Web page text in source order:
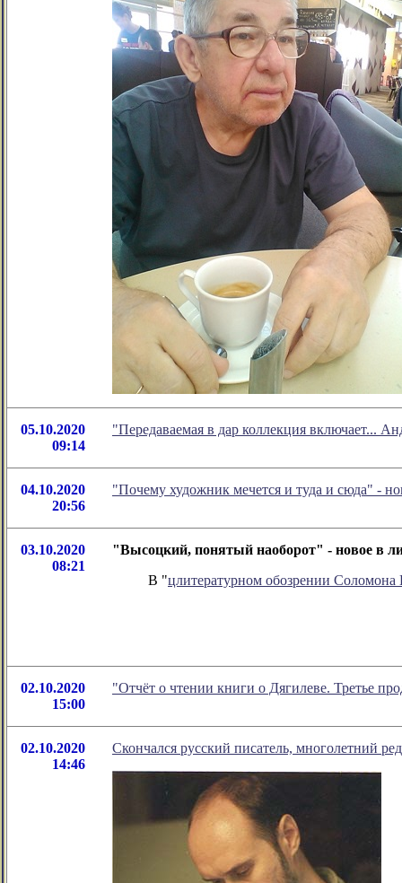
05.10.2020
09:14
"Передаваемая в дар коллекция включает...
04.10.2020
20:56
"Почему художник мечется и туда и сюда" -
03.10.2020
08:21
"Высоцкий, понятый наоборот" - новое в
В "цлитературном обозрении
02.10.2020
15:00
"Отчёт о чтении книги о Дягилеве. Третье
02.10.2020
14:46
Скончался русский писатель, многолетний